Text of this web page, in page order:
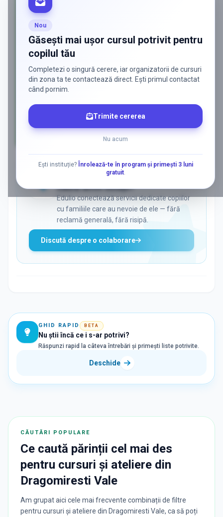
Nou
Găsești mai ușor cursul potrivit pentru
copilul tău
Completezi o singură cerere, iar organizatorii de cursuri
din zona ta te contactează direct. Ești primul contactat
când pornim.
Trimite cererea
Nu acum
Ești instituție?
Înrolează-te în program și primești 3 luni
gratuit.
Vrei să ajungi la părinții care
caută activ soluții?
Edulio conectează servicii dedicate copiilor
cu familiile care au nevoie de ele — fără
reclamă generală, fără risipă.
Discută despre o colaborare
GHID RAPID BETA
Nu știi încă ce i s-ar potrivi?
Răspunzi rapid la câteva întrebări și primești liste potrivite.
Deschide
CĂUTĂRI POPULARE
Ce caută părinții cel mai des
pentru cursuri și ateliere din
Dragomiresti Vale
Am grupat aici cele mai frecvente combinații de filtre
pentru cursuri și ateliere din Dragomiresti Vale, ca să poți